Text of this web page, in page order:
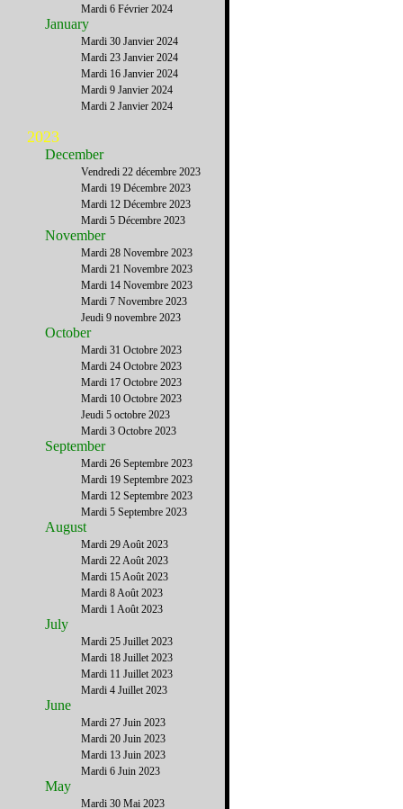
Mardi 6 Février 2024
January
Mardi 30 Janvier 2024
Mardi 23 Janvier 2024
Mardi 16 Janvier 2024
Mardi 9 Janvier 2024
Mardi 2 Janvier 2024
2023
December
Vendredi 22 décembre 2023
Mardi 19 Décembre 2023
Mardi 12 Décembre 2023
Mardi 5 Décembre 2023
November
Mardi 28 Novembre 2023
Mardi 21 Novembre 2023
Mardi 14 Novembre 2023
Mardi 7 Novembre 2023
Jeudi 9 novembre 2023
October
Mardi 31 Octobre 2023
Mardi 24 Octobre 2023
Mardi 17 Octobre 2023
Mardi 10 Octobre 2023
Jeudi 5 octobre 2023
Mardi 3 Octobre 2023
September
Mardi 26 Septembre 2023
Mardi 19 Septembre 2023
Mardi 12 Septembre 2023
Mardi 5 Septembre 2023
August
Mardi 29 Août 2023
Mardi 22 Août 2023
Mardi 15 Août 2023
Mardi 8 Août 2023
Mardi 1 Août 2023
July
Mardi 25 Juillet 2023
Mardi 18 Juillet 2023
Mardi 11 Juillet 2023
Mardi 4 Juillet 2023
June
Mardi 27 Juin 2023
Mardi 20 Juin 2023
Mardi 13 Juin 2023
Mardi 6 Juin 2023
May
Mardi 30 Mai 2023